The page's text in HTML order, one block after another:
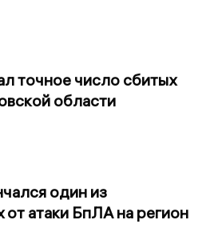
точное число сбитых
области
один из
атаки БпЛА на регион